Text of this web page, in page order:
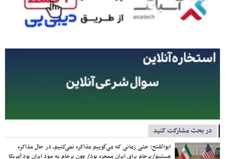
در بحث مشارکت کنید
ابوالفتح: حتی زمانی که می‌گوییم مذاکره نمی‌کنیم، در حال مذاکره
هستیم/ برجام برای ایران معجزه بود/ چون برجام به سود ایران بود آمریکا